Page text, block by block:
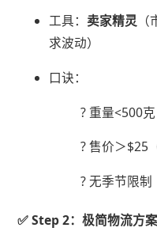
工具：​ ​卖家精灵​
求波动）
口诀：
? 重量<500克
? 售价＞$25
? 无季节限制
✅ ​​Step 2：极简物流方案​